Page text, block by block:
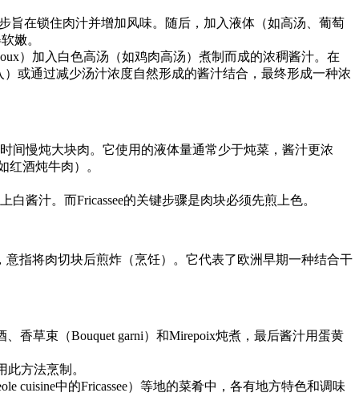
旨在锁住肉汁并增加风味。随后，加入液体（如高汤、葡萄
嫩。
）加入白色高汤（如鸡肉高汤）煮制而成的浓稠酱汁。在
）或通过减少汤汁浓度自然形成的酱汁结合，最终形成一种浓
间慢炖大块肉。它使用的液体量通常少于炖菜，酱汁更浓
红酒炖牛肉）。
酱汁。而Fricassee的关键步骤是肉块必须先煎上色。
意指将肉切块后煎炸（烹饪）。它代表了欧洲早期一种结合干
香草束（Bouquet garni）和Mirepoix炖煮，最后酱汁用蛋黄
此方法烹制。
cuisine中的Fricassee）等地的菜肴中，各有地方特色和调味